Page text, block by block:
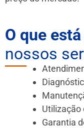
O que
nossos
Utilização
Garantia